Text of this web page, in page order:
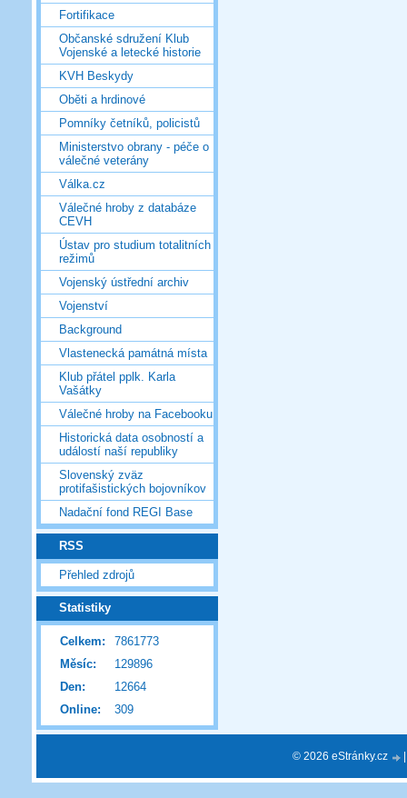
Fortifikace
Občanské sdružení Klub
Vojenské a letecké historie
KVH Beskydy
Oběti a hrdinové
Pomníky četníků, policistů
Ministerstvo obrany - péče o
válečné veterány
Válka.cz
Válečné hroby z databáze
CEVH
Ústav pro studium totalitních
režimů
Vojenský ústřední archiv
Vojenství
Background
Vlastenecká památná místa
Klub přátel pplk. Karla
Vašátky
Válečné hroby na Facebooku
Historická data osobností a
událostí naší republiky
Slovenský zväz
protifašistických bojovníkov
Nadační fond REGI Base
RSS
Přehled zdrojů
Statistiky
Online: 309
Celkem:
7861773
Měsíc:
129896
Den:
12664
© 2026 eStránky.cz